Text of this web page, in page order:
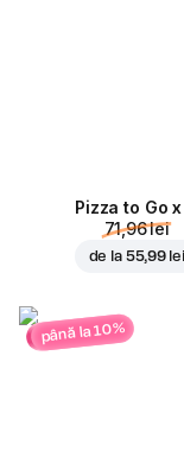
Pizza to Go
71,96 lei
de la 55,99 lei
până la 10%